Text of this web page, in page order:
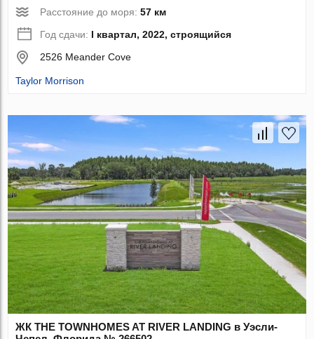
Расстояние до моря:57 км
Год сдачи: I квартал, 2022, строящийся
2526 Meander Cove
Taylor Morrison
ЖК THE TOWNHOMES AT RIVER LANDING в Уэсли-